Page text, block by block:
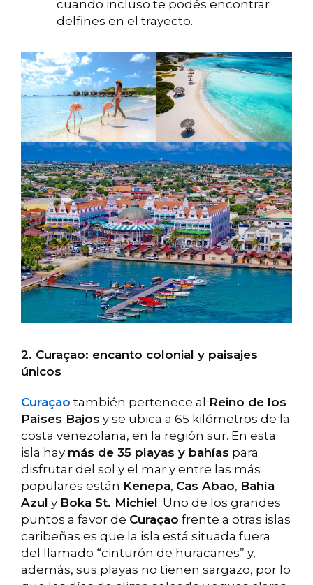
cuando incluso te podés encontrar
delfines en el trayecto.
2. Curaçao: encanto colonial y paisajes
únicos
Curaçao también pertenece al Reino de los
Países Bajos y se ubica a 65 kilómetros de la
costa venezolana, en la región sur. En esta
isla hay ​​ más de 35 playas y bahías para
disfrutar del sol y el mar y entre las más
populares están Kenepa, Cas Abao, Bahía
Azul y Boka St. Michiel. Uno de los grandes
puntos a favor de Curaçao frente a otras islas
caribeñas es que la isla está situada fuera
del llamado “cinturón de huracanes” y,
además, sus playas no tienen sargazo, por lo